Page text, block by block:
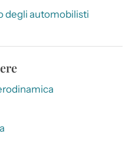
degli automobilisti